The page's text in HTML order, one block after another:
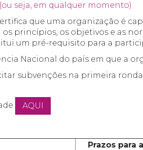
seja, em qualquer momento)
que uma organização é
princípios, os objetivos e as
um pré-requisito para a
Nacional do país em que a
subvenções na primeira
AQUI
Prazos para